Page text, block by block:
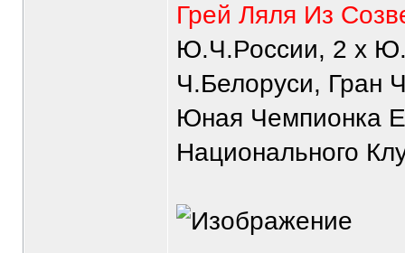
Грей Ляля Из
Ю.Ч.России, 2 х
Ч.Белоруси, Гран
Юная Чемпионка
Национального